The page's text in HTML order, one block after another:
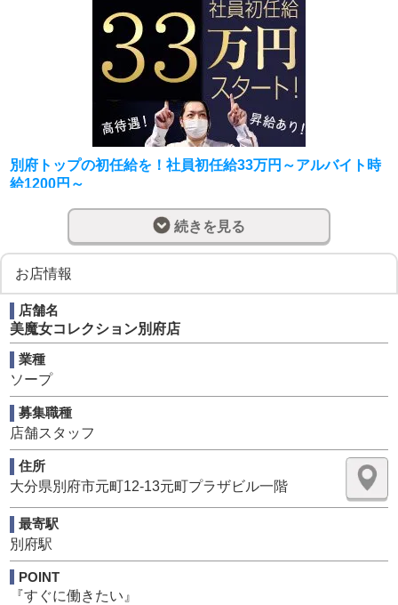
別府トップの初任給を！社員初任給33万円～アルバイト時
給1200円～
美魔女コレクション別府店では安心して働ける環境作り営
安心して働けることが、良い人材を確保することが成長へ
と繋がり、『人が会社を作る』と考えております。
一昔前のパワハラ、休暇なし、軍隊のような教育ではな
く、必要な時々に応じてチームミーティングや全体ミーテ
ィングで常にお店の向上について話し合い、一般企業の様
な体制で勤務して頂いております。
なので、当店では常に新しい考えを取り入れるために、異
業種からの募集は積極的に採用しチーム力を高め業務に取
り組んでおります。
真面目に取り組んでいるからこそ、嘘偽りのない広告をし
ております。
・社員初任給33万円スタート！
・アルバイト時給1200円～！
・学歴・経験が無くても大丈夫！
・最短即日面接可能！
続きを見る
お店情報
店舗名
美魔女コレクション別府店
業種
ソープ
募集職種
店舗スタッフ
住所
大分県別府市元町12-13元町プラザビル一階
最寄駅
別府駅
POINT
『すぐに働きたい』